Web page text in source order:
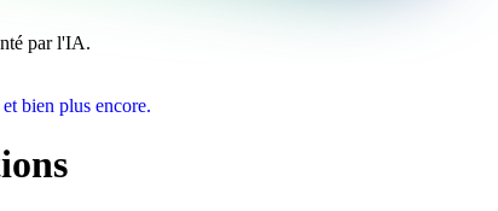
par l'IA.
bien plus encore.